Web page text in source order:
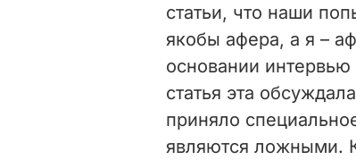
статьи, что наши
якобы афера, а я –
основании
статья эта
приняло
являются ложными.